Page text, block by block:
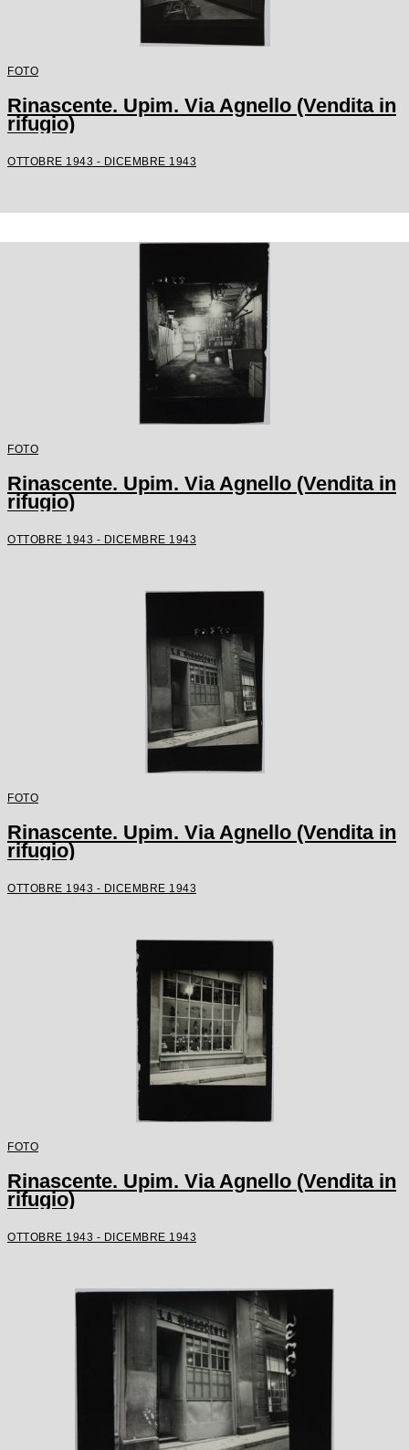
FOTO
Rinascente. Upim. Via Agnello (Vendita in
rifugio)
OTTOBRE 1943 - DICEMBRE 1943
FOTO
Rinascente. Upim. Via Agnello (Vendita in
rifugio)
OTTOBRE 1943 - DICEMBRE 1943
FOTO
Rinascente. Upim. Via Agnello (Vendita in
rifugio)
OTTOBRE 1943 - DICEMBRE 1943
FOTO
Rinascente. Upim. Via Agnello (Vendita in
rifugio)
OTTOBRE 1943 - DICEMBRE 1943